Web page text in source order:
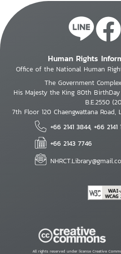
Human Rights
Office of the National Human
The Government
His Majesty the King 80th
B.E.2550
7th Floor 120 Chaengwattana Road,
+66 2141 3844, +66 2141
+66 2143 7746
All rights reserved under license Creative